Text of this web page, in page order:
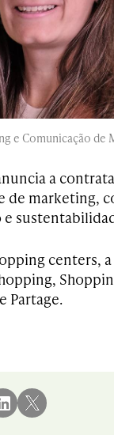
e Comunicação de
a
de marketing,
centers,
Partage.